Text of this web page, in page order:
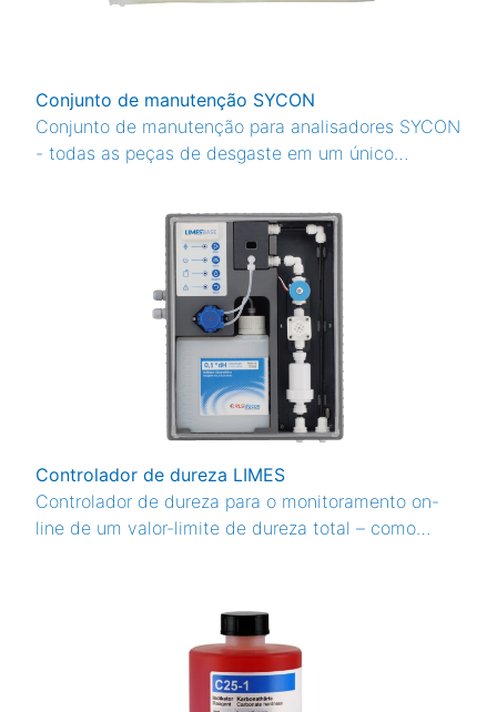
Conjunto de manutenção SYCON
Conjunto de manutenção para analisadores SYCON
- todas as peças de desgaste em um único
Controlador de dureza LIMES
Controlador de dureza para o monitoramento on-
line de um valor-limite de dureza total – como